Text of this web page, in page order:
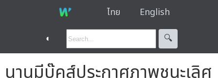
ไทย English
◐ 🔍︎
นานมีบุ๊คส์ประกาศภาพชนะเลิศ